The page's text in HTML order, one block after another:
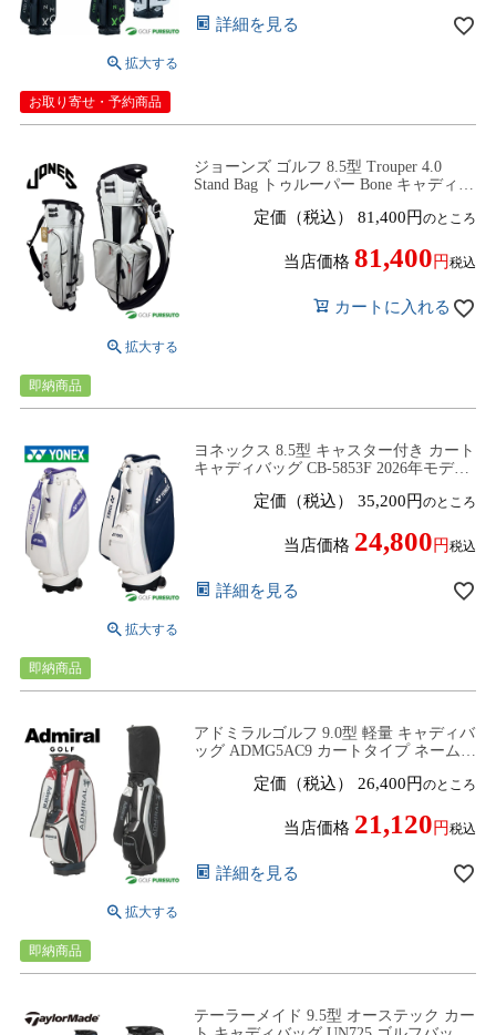
詳細を見る
お取り寄せ・予約商品
ジョーンズ ゴルフ 8.5型 Trouper 4.0
Stand Bag トゥルーパー Bone キャディバ
定価（税込） 81,400 のところ
当店価格 81,400 税込
カートに入れる
即納商品
ヨネックス 8.5型 キャスター付き カート
キャディバッグ CB-5853F 2026年モデル
ムプレート刻印無料！ YONEX
定価（税込） 35,200 のところ
当店価格 24,800 税込
詳細を見る
即納商品
アドミラルゴルフ 9.0型 軽量 キャディバ
ッグ ADMG5AC9 カートタイプ ネームプ
Admiral Golf定価（税込） 26,400 のところ
当店価格 21,120 税込
詳細を見る
即納商品
テーラーメイド 9.5型 オーステック カー